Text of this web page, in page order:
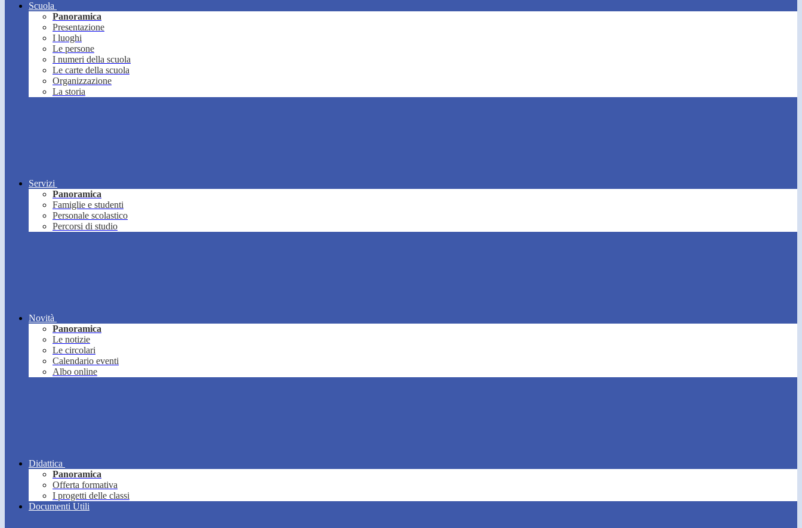
Scuola
Panoramica
Presentazione
I luoghi
Le persone
I numeri della scuola
Le carte della scuola
Organizzazione
La storia
Servizi
Panoramica
Famiglie e studenti
Personale scolastico
Percorsi di studio
Novità
Panoramica
Le notizie
Le circolari
Calendario eventi
Albo online
Didattica
Panoramica
Offerta formativa
I progetti delle classi
Documenti Utili